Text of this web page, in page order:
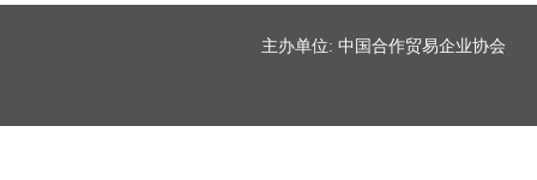
主办单位: 中国合作贸易企业协